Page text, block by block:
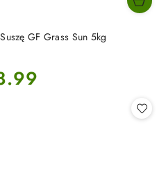
GF Grass Sun 5kg